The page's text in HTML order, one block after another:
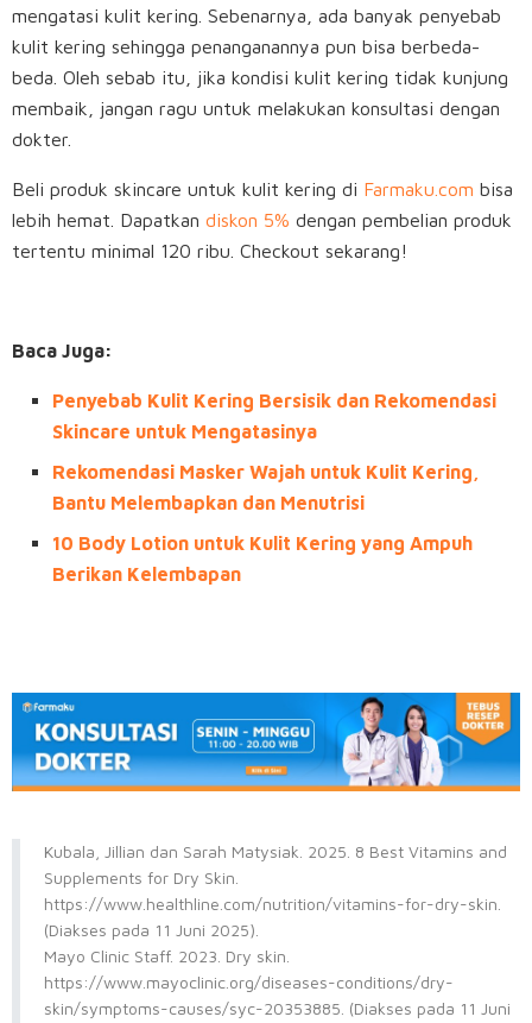
mengatasi kulit kering. Sebenarnya, ada banyak penyebab
kulit kering sehingga penanganannya pun bisa berbeda-
beda. Oleh sebab itu, jika kondisi kulit kering tidak kunjung
membaik, jangan ragu untuk melakukan konsultasi dengan
dokter.
Beli produk skincare untuk kulit kering di Farmaku.com bisa
lebih hemat. Dapatkan diskon 5% dengan pembelian produk
tertentu minimal 120 ribu. Checkout sekarang!
Baca Juga:
Penyebab Kulit Kering Bersisik dan Rekomendasi
Skincare untuk Mengatasinya
Rekomendasi Masker Wajah untuk Kulit Kering,
Bantu Melembapkan dan Menutrisi
10 Body Lotion untuk Kulit Kering yang Ampuh
Berikan Kelembapan
Kubala, Jillian dan Sarah Matysiak. 2025. 8 Best Vitamins and
Supplements for Dry Skin.
https://www.healthline.com/nutrition/vitamins-for-dry-skin.
(Diakses pada 11 Juni 2025).
Mayo Clinic Staff. 2023. Dry skin.
https://www.mayoclinic.org/diseases-conditions/dry-
skin/symptoms-causes/syc-20353885. (Diakses pada 11 Juni